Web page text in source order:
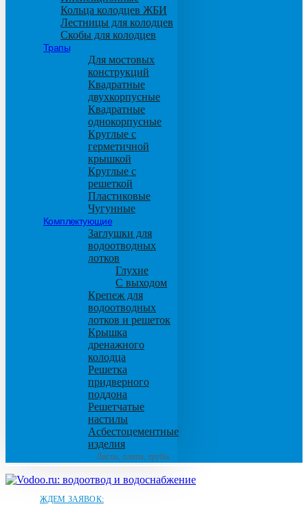
Кольца колодцев ЖБИ
Лестницы для колодцев
Скобы для колодцев
Трапы
Для мостовых
конструкций
Квадратные
двухкорпусные
Квадратные
однокорпусные
Круглые с
герметичной
крышкой
Круглые с
решеткой
Пластиковые
Чугунные
Комплектующие
Заглушки для
водоотводных
лотков
Глухие
С выходом
Крепеж для
водоотводных
лотков и решеток
Крышка
дренажного
колодца
Решетка
придверного
поддона
Решетчатые
настилы
Асбестоцементные
изделия
Листы, плиты, трубы
ЖДЕМ ЗАЯВОК: